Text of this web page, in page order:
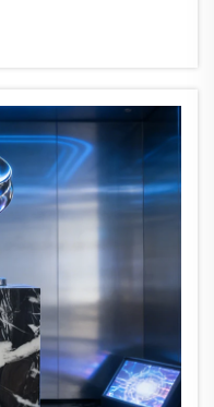
のDIY大理石ボック
ります。これらの
用性も兼ね備えて
ぴったりです。